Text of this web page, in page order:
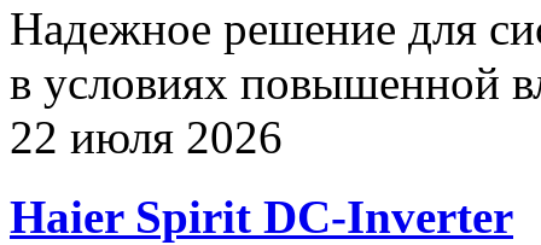
Надежное решение для
в условиях повышенной
22 июля 2026
Haier Spirit DC-Inverter